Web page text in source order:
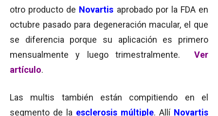
otro producto de Novartis aprobado por la FDA en
octubre pasado para degeneración macular, el que
se diferencia porque su aplicación es primero
mensualmente y luego trimestralmente. Ver
artículo.
Las multis también están compitiendo en el
segmento de la esclerosis múltiple. Allí Novartis